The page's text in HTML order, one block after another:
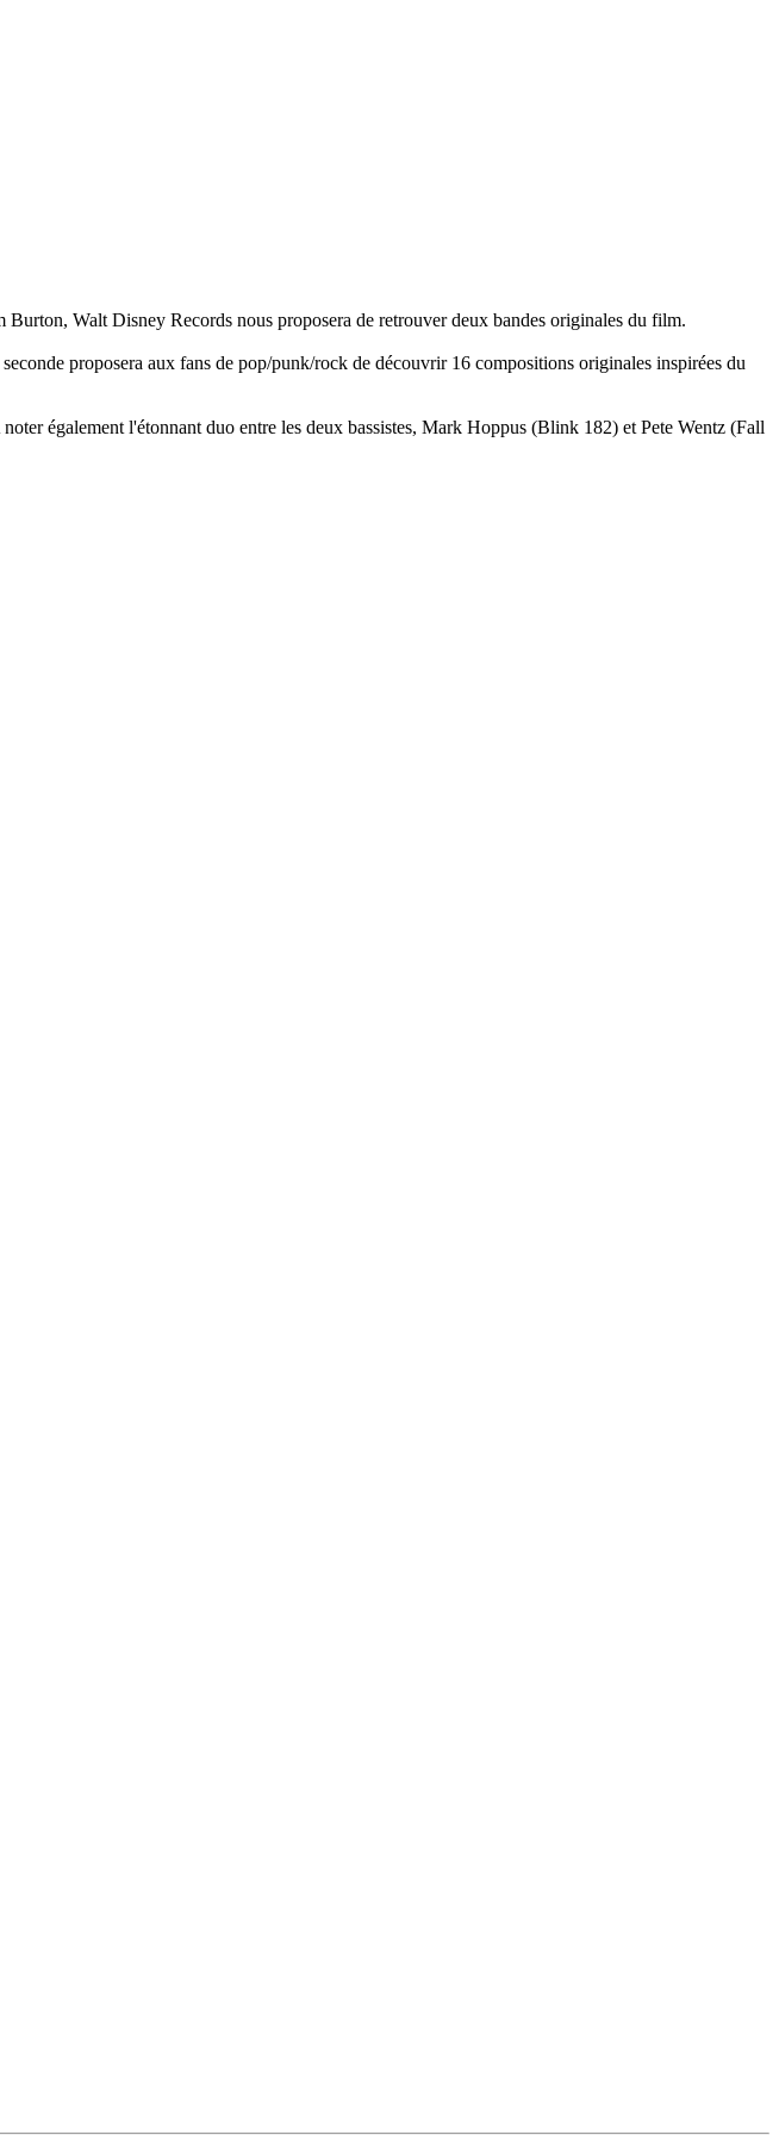
Burton, Walt Disney Records nous proposera de retrouver deux bandes originales du film.
proposera aux fans de pop/punk/rock de découvrir 16 compositions originales inspirées du
également l'étonnant duo entre les deux bassistes, Mark Hoppus (Blink 182) et Pete Wentz (Fall